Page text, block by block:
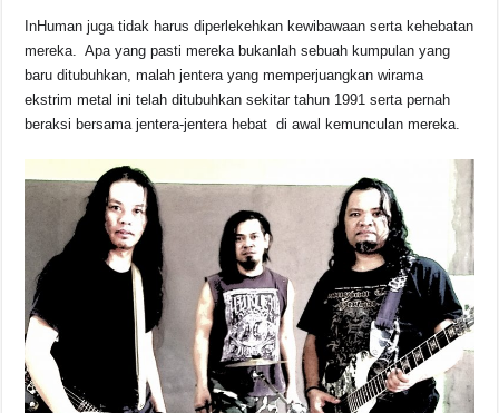
InHuman juga tidak harus diperlekehkan kewibawaan serta kehebatan
mereka. Apa yang pasti mereka bukanlah sebuah kumpulan yang
baru ditubuhkan, malah jentera yang memperjuangkan wirama
ekstrim metal ini telah ditubuhkan sekitar tahun 1991 serta pernah
beraksi bersama jentera-jentera hebat di awal kemunculan mereka.